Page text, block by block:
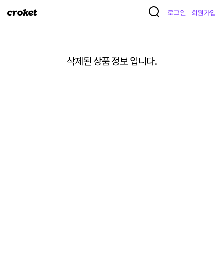
크
로그인 회원가입
삭제된 상품 정보 입니다.